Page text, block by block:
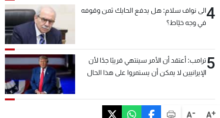
A+
A-
4الى نواف سلام: هل يدفع الحايك ثمن وقوفه
في وجه خيّاط؟
5ترامب: أعتقد أن الأمر سينتهي قريبًا جدًا لأن
الإيرانيين لا يمكن أن يستمروا على هذا الحال